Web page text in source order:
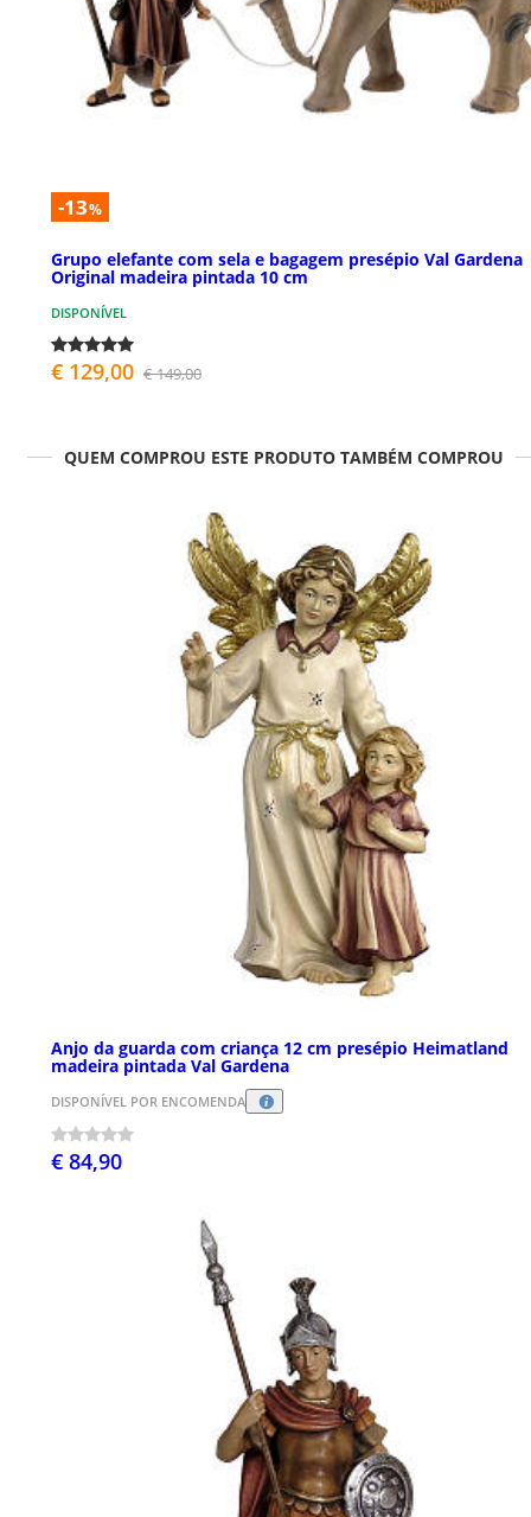
-13%
Grupo elefante com sela e bagagem presépio Val Gardena
Original madeira pintada 10 cm
DISPONÍVEL
€ 129,00 € 149,00
QUEM COMPROU ESTE PRODUTO TAMBÉM COMPROU
Anjo da guarda com criança 12 cm presépio Heimatland
madeira pintada Val Gardena
DISPONÍVEL POR ENCOMENDA
€ 84,90